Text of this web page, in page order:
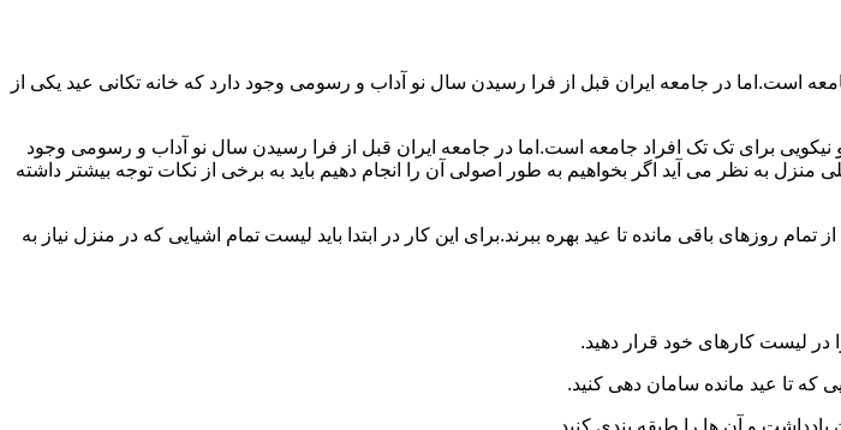
است.اما در جامعه ایران قبل از فرا رسیدن سال نو آداب و رسومی وجود دارد که خانه تکانی عید یکی از
برای تک تک افراد جامعه است.اما در جامعه ایران قبل از فرا رسیدن سال نو آداب و رسومی وجود
به نظر می آید اگر بخواهیم به طور اصولی آن را انجام دهیم باید به برخی از نکات توجه بیشتر داشته
روزهای باقی مانده تا عید بهره ببرند.برای این کار در ابتدا باید لیست تمام اشیایی که در منزل نیاز به
در لیست کارهای خود قرار دهید.
که تا عید مانده سامان دهی کنید.
و آن ها را طبقه بندی کنید.